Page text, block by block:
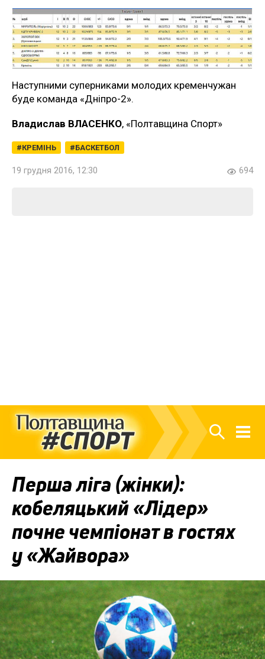
Наступними суперниками молодих кременчужан
буде команда «Дніпро-2».
Владислав ВЛАСЕНКО, «Полтавщина Спорт»
КРЕМІНЬ БАСКЕТБОЛ
19 грудня 2016, 12:30 694
Перша ліга (жінки):
кобеляцький «Лідер»
почне чемпіонат в гостях
у «Жайвора»